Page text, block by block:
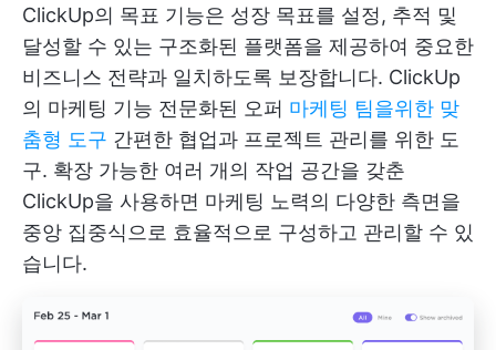
ClickUp의 목표 기능은 성장 목표를 설정, 추적 및
달성할 수 있는 구조화된 플랫폼을 제공하여 중요한
비즈니스 전략과 일치하도록 보장합니다. ClickUp
의 마케팅 기능 전문화된 오퍼 마케팅 팀을위한 맞
춤형 도구 간편한 협업과 프로젝트 관리를 위한 도
구. 확장 가능한 여러 개의 작업 공간을 갖춘
ClickUp을 사용하면 마케팅 노력의 다양한 측면을
중앙 집중식으로 효율적으로 구성하고 관리할 수 있
습니다.